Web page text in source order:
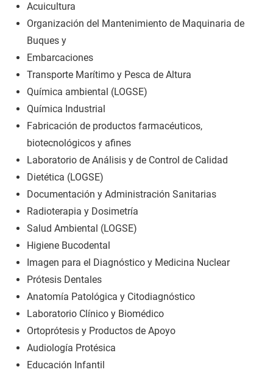
Acuicultura
Organización del Mantenimiento de Maquinaria de
Buques y
Embarcaciones
Transporte Marítimo y Pesca de Altura
Química ambiental (LOGSE)
Química Industrial
Fabricación de productos farmacéuticos,
biotecnológicos y afines
Laboratorio de Análisis y de Control de Calidad
Dietética (LOGSE)
Documentación y Administración Sanitarias
Radioterapia y Dosimetría
Salud Ambiental (LOGSE)
Higiene Bucodental
Imagen para el Diagnóstico y Medicina Nuclear
Prótesis Dentales
Anatomía Patológica y Citodiagnóstico
Laboratorio Clínico y Biomédico
Ortoprótesis y Productos de Apoyo
Audiología Protésica
Educación Infantil